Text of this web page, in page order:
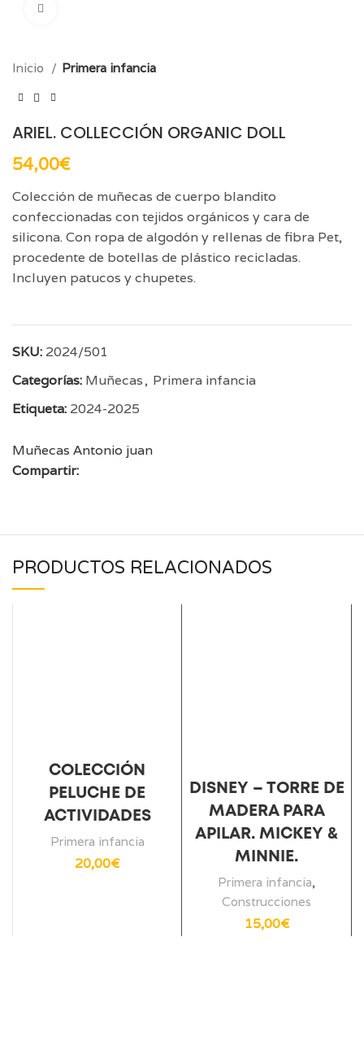
Inicio Primera infancia
ARIEL. COLLECCIÓN ORGANIC DOLL
54,00€
Colección de muñecas de cuerpo blandito
confeccionadas con tejidos orgánicos y cara de
silicona. Con ropa de algodón y rellenas de fibra Pet,
procedente de botellas de plástico recicladas.
Incluyen patucos y chupetes.
SKU: 2024/501
Categorías: Muñecas, Primera infancia
Etiqueta: 2024-2025
Muñecas Antonio juan
Compartir:
PRODUCTOS RELACIONADOS
COLECCIÓN
PELUCHE DE
ACTIVIDADES
Primera infancia
20,00€
DISNEY – TORRE DE
MADERA PARA
APILAR. MICKEY &
MINNIE.
Primera infancia,
Construcciones
15,00€